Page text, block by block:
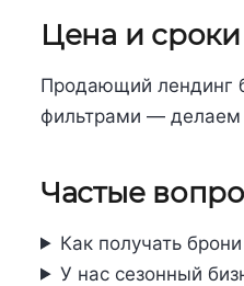
Цена и сроки
Продающий лендинг
фильтрами — делаем
Частые
Как получать
У нас сезонный